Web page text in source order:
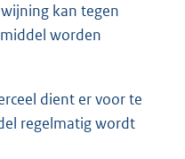
kan tegen
worden
dient er voor te
regelmatig wordt